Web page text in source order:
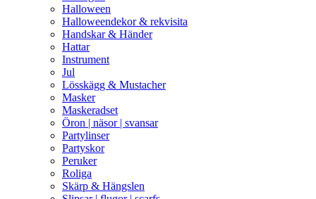
Halloween
Halloweendekor & rekvisita
Handskar & Händer
Hattar
Instrument
Jul
Lösskägg & Mustacher
Masker
Maskeradset
Öron | näsor | svansar
Partylinser
Partyskor
Peruker
Roliga
Skärp & Hängslen